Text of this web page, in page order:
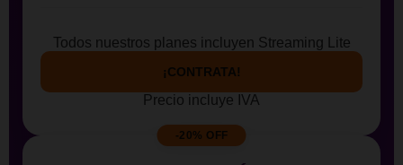
Todos nuestros planes incluyen Streaming Lite
¡CONTRATA!
Precio incluye IVA
-20% OFF